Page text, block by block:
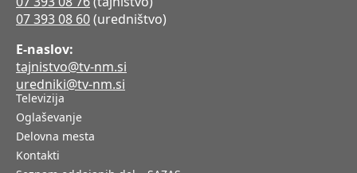
07 393 08 60(uredništvo)
E-naslov:
tajnistvo@tv-nm.si
uredniki@tv-nm.si
Televizija
Oglaševanje
Delovna mesta
Kontakti